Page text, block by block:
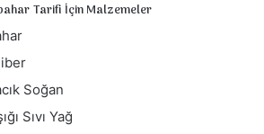
Tarifi İçin Malzemeler
Soğan
Sıvı Yağ